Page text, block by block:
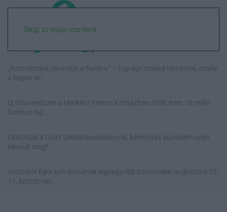
Skip to main content
„Nem tettünk nyomást a fiunkra” – Egy egri család története, amely
a Rapid Wi...
Új hűtőrendszer a Markhot Ferenc Kórházban: több mint 70 millió
forintos fejl...
Eloltották a tüzet Dédestapolcsánynál, kilencórás küzdelem után
sikerült megf...
Visszatér Eger belvárosának legnagyobb borünnepe: augusztus 12-
17. között ren...